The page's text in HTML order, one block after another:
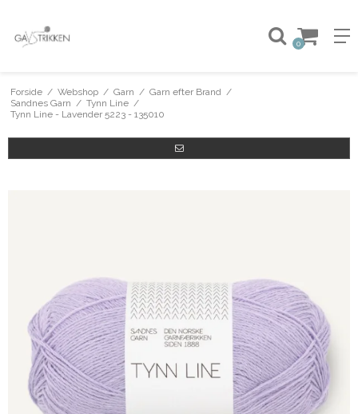
0
Forside / Webshop / Garn / Garn efter Brand /
Sandnes Garn / Tynn Line /
Tynn Line - Lavender 5223 - 135010